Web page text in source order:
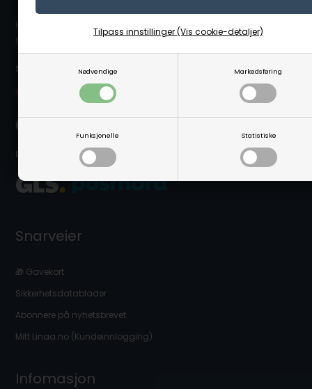
Nødvendige Markedsføring
Funksjonelle Statistiske
Tilpass innstillinger (Vis cookie-detaljer)
Hvis du trenger hjelpe eller har spørgsmål så hjelper vi deg
gjerne. Send e-post til info@linaa.no
Sikker betaling på nett:
Levering nær deg:
Snarveier
🎁 Gavekort
Sikkerhetsdatablader
Abonnere på nyhetsbrevet
Mitt Linaa.no (Kundeinnlogging)
Infomasjon